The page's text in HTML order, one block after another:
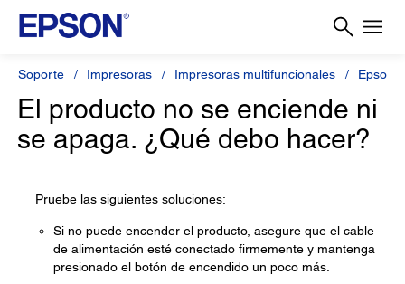
Soporte Impresoras Impresoras multifuncionales Epson L
El producto no se enciende ni
se apaga. ¿Qué debo hacer?
Pruebe las siguientes soluciones:
Si no puede encender el producto, asegure que el cable
de alimentación esté conectado firmemente y mantenga
presionado el botón de encendido un poco más.